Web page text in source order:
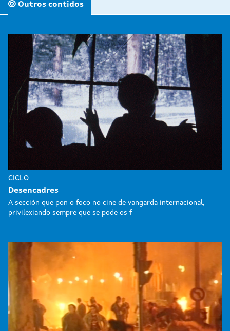
Outros contidos
CICLO
Desencadres
A sección que pon o foco no cine de vangarda internacional,
privilexiando sempre que se pode os f